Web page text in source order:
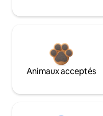
Animaux acceptés